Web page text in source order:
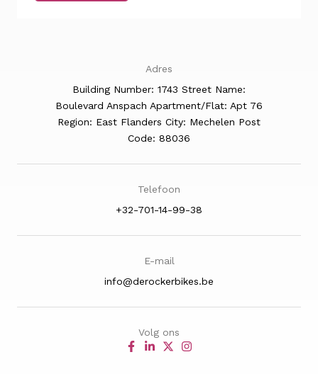
Adres
Building Number: 1743 Street Name:
Boulevard Anspach Apartment/Flat: Apt 76
Region: East Flanders City: Mechelen Post
Code: 88036
Telefoon
+32-701-14-99-38
E-mail
info@derockerbikes.be
Volg ons